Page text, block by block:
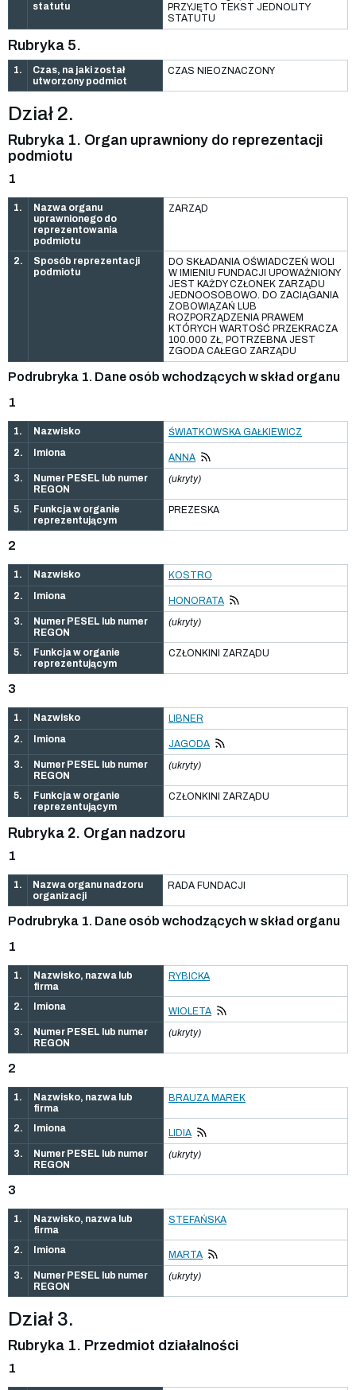
statutu
PRZYJĘTO TEKST JEDNOLITY
STATUTU
Rubryka 5.
1.
Czas, na jaki został
utworzony podmiot
CZAS NIEOZNACZONY
Dział 2.
Rubryka 1. Organ uprawniony do reprezentacji
podmiotu
1
1.
Nazwa organu
uprawnionego do
reprezentowania
podmiotu
ZARZĄD
2.
Sposób reprezentacji
podmiotu
DO SKŁADANIA OŚWIADCZEŃ WOLI
W IMIENIU FUNDACJI UPOWAŻNIONY
JEST KAŻDY CZŁONEK ZARZĄDU
JEDNOOSOBOWO. DO ZACIĄGANIA
ZOBOWIĄZAŃ LUB
ROZPORZĄDZENIA PRAWEM
KTÓRYCH WARTOŚĆ PRZEKRACZA
100.000 ZŁ, POTRZEBNA JEST
ZGODA CAŁEGO ZARZĄDU
Podrubryka 1. Dane osób wchodzących w skład organu
1
1. Nazwisko
ŚWIATKOWSKA GAŁKIEWICZ
2.
Imiona
ANNA
3.
Numer PESEL lub numer
REGON
(ukryty)
5.
Funkcja w organie
reprezentującym
PREZESKA
2
1. Nazwisko
KOSTRO
2.
Imiona
HONORATA
3.
Numer PESEL lub numer
REGON
(ukryty)
5.
Funkcja w organie
reprezentującym
CZŁONKINI ZARZĄDU
3
1. Nazwisko
LIBNER
2.
Imiona
JAGODA
3.
Numer PESEL lub numer
REGON
(ukryty)
5.
Funkcja w organie
reprezentującym
CZŁONKINI ZARZĄDU
Rubryka 2. Organ nadzoru
1
1.
Nazwa organu nadzoru
organizacji
RADA FUNDACJI
Podrubryka 1. Dane osób wchodzących w skład organu
1
1.
Nazwisko, nazwa lub
firma
RYBICKA
2. Imiona
WIOLETA
3.
Numer PESEL lub numer
REGON
(ukryty)
2
1.
Nazwisko, nazwa lub
firma
BRAUZA MAREK
2. Imiona
LIDIA
3.
Numer PESEL lub numer
REGON
(ukryty)
3
1.
Nazwisko, nazwa lub
firma
STEFAŃSKA
2. Imiona
MARTA
3.
Numer PESEL lub numer
REGON
(ukryty)
Dział 3.
Rubryka 1. Przedmiot działalności
1